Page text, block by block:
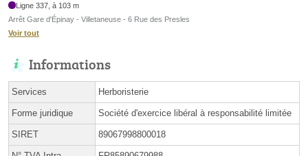
Ligne 337, à 103 m
Arrêt Gare d'Épinay - Villetaneuse - 6 Rue des Presles
Voir tout
Informations
Services Herboristerie
Forme juridique Société d'exercice libéral à responsabilité limitée
SIRET 89067998800018